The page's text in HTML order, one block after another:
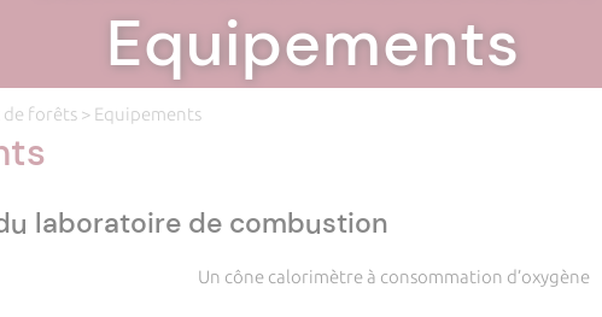
Equipements
de forêts > Equipements
laboratoire de combustion
Un cône calorimètre à consommation d’oxygène